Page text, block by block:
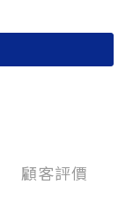
顧客評價